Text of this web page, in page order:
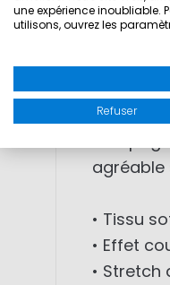
TISSU:
La
agréable
• Tissu
• Effet
•
une expérience inoubliable.
utilisons, ouvrez les
Refuser